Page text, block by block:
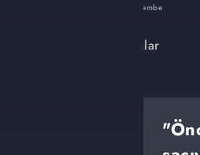
1 Şubat 2018, Perşembe
Kanatsız Kuşlar